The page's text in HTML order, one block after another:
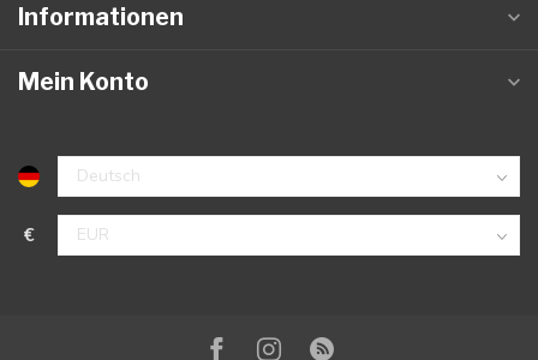
Informationen
Mein Konto
€